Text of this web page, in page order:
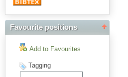
Favourite positions
Add to Favourites
Tagging